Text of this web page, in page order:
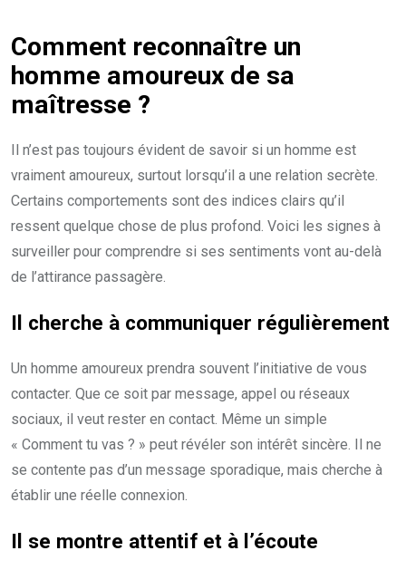
Comment reconnaître un
homme amoureux de sa
maîtresse ?
Il n’est pas toujours évident de savoir si un homme est
vraiment amoureux, surtout lorsqu’il a une relation secrète.
Certains comportements sont des indices clairs qu’il
ressent quelque chose de plus profond. Voici les signes à
surveiller pour comprendre si ses sentiments vont au-delà
de l’attirance passagère.
Il cherche à communiquer régulièrement
Un homme amoureux prendra souvent l’initiative de vous
contacter. Que ce soit par message, appel ou réseaux
sociaux, il veut rester en contact. Même un simple
« Comment tu vas ? » peut révéler son intérêt sincère. Il ne
se contente pas d’un message sporadique, mais cherche à
établir une réelle connexion.
Il se montre attentif et à l’écoute